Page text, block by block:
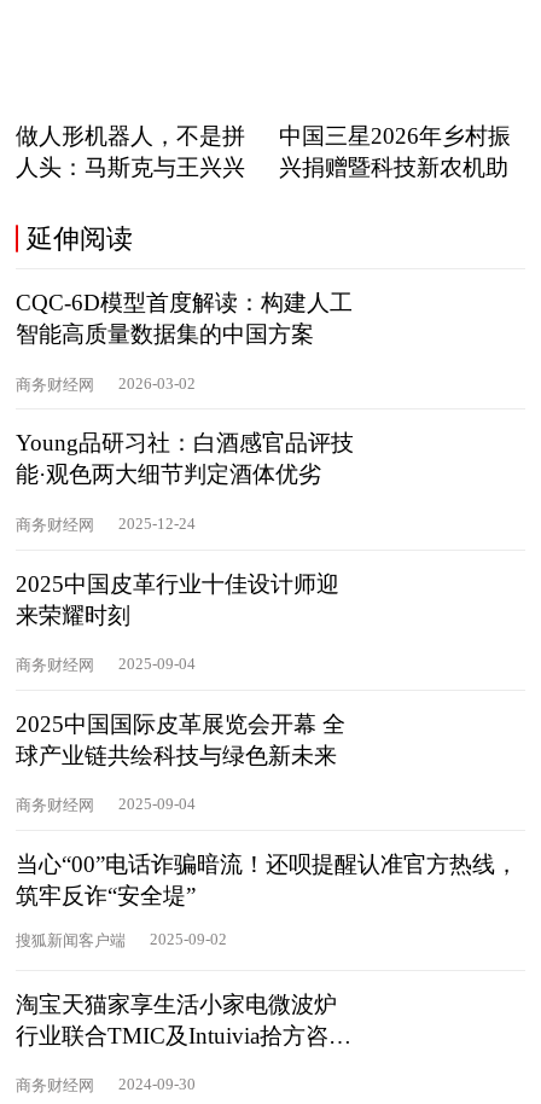
做人形机器人，不是拼
人头：马斯克与王兴兴
中国三星2026年乡村振
兴捐赠暨科技新农机助
延伸阅读
CQC-6D模型首度解读：构建人工
智能高质量数据集的中国方案
商务财经网 2026-03-02
Young品研习社：白酒感官品评技
能·观色两大细节判定酒体优劣
商务财经网 2025-12-24
2025中国皮革行业十佳设计师迎
来荣耀时刻
商务财经网 2025-09-04
2025中国国际皮革展览会开幕 全
球产业链共绘科技与绿色新未来
商务财经网 2025-09-04
当心“00”电话诈骗暗流！还呗提醒认准官方热线，
筑牢反诈“安全堤”
搜狐新闻客户端 2025-09-02
淘宝天猫家享生活小家电微波炉
行业联合TMIC及Intuivia拾方咨询
商务财经网 2024-09-30